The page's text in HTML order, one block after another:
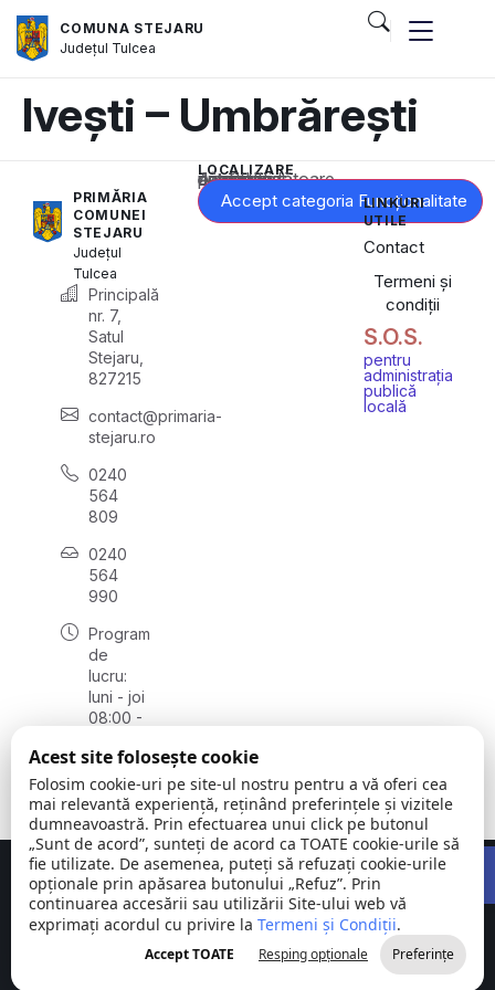
COMUNA STEJARU
Județul Tulcea
Ivești – Umbrărești
PRIMĂRIA
COMUNEI
STEJARU
Județul
Tulcea
Principală
nr. 7,
Satul
Stejaru,
827215
contact@primaria-
stejaru.ro
0240
564
809
0240
564
990
Program
de
lucru:
luni - joi
08:00 -
vineri
08:00 -
14:00
LOCALIZARE
Acest conținut este blocat până când acceptați categoria corespunzătoare de cookie-uri.
Accept categoria Funcționalitate
LINKURI
UTILE
Contact
Termeni și
condiții
S.O.S.
pentru
administrația
publică
locală
Comuna
Stejaru |
județul Tulcea
©
2026
Toate
drepturile
rezervate
Concept realizat deBig Media Relații Publice SRL
Acest site folosește cookie
Folosim cookie-uri pe site-ul nostru pentru a vă oferi cea
mai relevantă experiență, reținând preferințele și vizitele
dumneavoastră. Prin efectuarea unui click pe butonul
„Sunt de acord”, sunteți de acord ca TOATE cookie-urile să
fie utilizate. De asemenea, puteți să refuzați cookie-urile
opționale prin apăsarea butonului „Refuz”. Prin
continuarea accesării sau utilizării Site-ului web vă
exprimați acordul cu privire la Termeni și Condiții.
Accept TOATE Resping opționale Preferințe